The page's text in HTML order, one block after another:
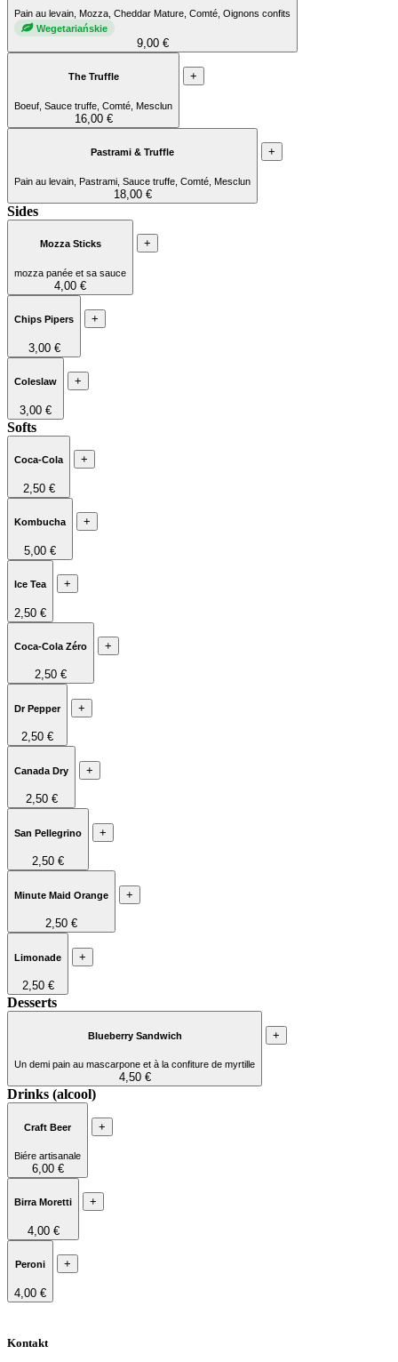
Pain au levain, Mozza, Cheddar Mature, Comté, Oignons confits
Wegetariańskie
9,00 €
The Truffle
Boeuf, Sauce truffe, Comté, Mesclun
16,00 €
+
Pastrami & Truffle
Pain au levain, Pastrami, Sauce truffe, Comté, Mesclun
18,00 €
+
Sides
Mozza Sticks
mozza panée et sa sauce
4,00 €
+
Chips Pipers
3,00 €
+
Coleslaw
3,00 €
+
Softs
Coca-Cola
2,50 €
+
Kombucha
5,00 €
+
Ice Tea
2,50 €
+
Coca-Cola Zéro
2,50 €
+
Dr Pepper
2,50 €
+
Canada Dry
2,50 €
+
San Pellegrino
2,50 €
+
Minute Maid Orange
2,50 €
+
Limonade
2,50 €
+
Desserts
Blueberry Sandwich
Un demi pain au mascarpone et à la confiture de myrtille
4,50 €
+
Drinks (alcool)
Craft Beer
Biére artisanale
6,00 €
+
Birra Moretti
4,00 €
+
Peroni
4,00 €
+
Kontakt